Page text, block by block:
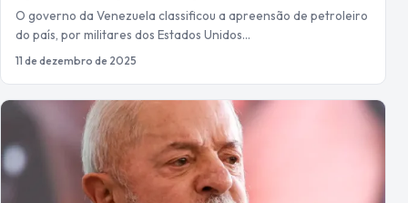
O governo da Venezuela classificou a apreensão de petroleiro
do país, por militares dos Estados Unidos…
11 de dezembro de 2025